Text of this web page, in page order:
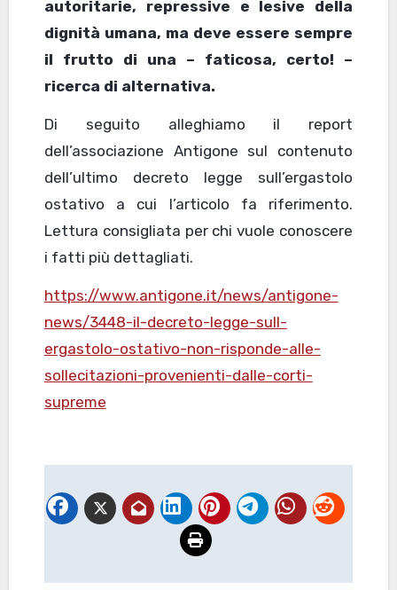
autoritarie, repressive e lesive della
dignità umana, ma deve essere sempre
il frutto di una – faticosa, certo! –
ricerca di alternativa.
Di seguito alleghiamo il report
dell’associazione Antigone sul contenuto
dell’ultimo decreto legge sull’ergastolo
ostativo a cui l’articolo fa riferimento.
Lettura consigliata per chi vuole conoscere
i fatti più dettagliati.
https://www.antigone.it/news/antigone-
news/3448-il-decreto-legge-sull-
ergastolo-ostativo-non-risponde-alle-
sollecitazioni-provenienti-dalle-corti-
supreme